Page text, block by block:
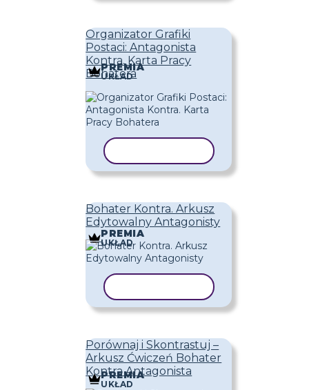
Organizator Grafiki
Postaci: Antagonista
Kontra. Karta Pracy
Bohatera
PREMIA
UKŁAD
Bohater Kontra. Arkusz
Edytowalny Antagonisty
PREMIA
UKŁAD
Porównaj i Skontrastuj –
Arkusz Ćwiczeń Bohater
Kontra Antagonista
PREMIA
UKŁAD